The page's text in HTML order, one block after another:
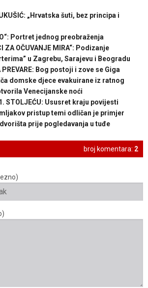
„Hrvatska šuti, bez principa i
Portret jednog preobraženja
ZA OČUVANJE MIRA“: Podizanje
u Zagrebu, Sarajevu i Beogradu
PREVARE: Bog postoji i zove se Giga
domske djece evakuirane iz ratnog
Venecijanske noći
STOLJEĆU: Ususret kraju povijesti
pristup temi odličan je primjer
prije pogledavanja u tuđe
broj komentara: 2